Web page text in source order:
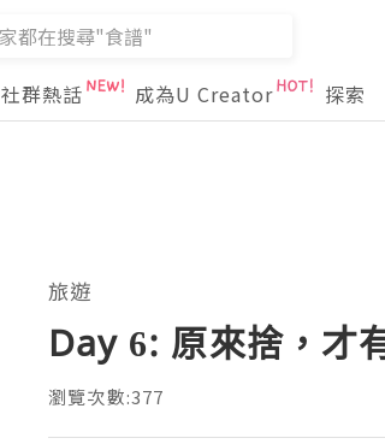
社群熱話 成為U Creator 探索
旅遊
Day 6: 原來捨，才
瀏覽次數:377